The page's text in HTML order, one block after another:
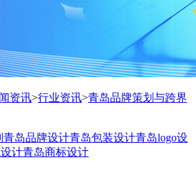
资讯>行业资讯>青岛品牌策划与跨界
青岛品牌设计青岛包装设计青岛logo设
计青岛商标设计